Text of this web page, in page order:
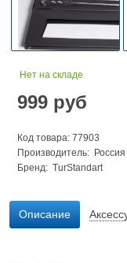
Нет на складе
999 руб
Код товара: 77903
Производитель: Россия
Бренд: TurStandart
Описание